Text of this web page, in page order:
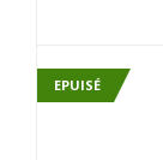
EPUISÉ